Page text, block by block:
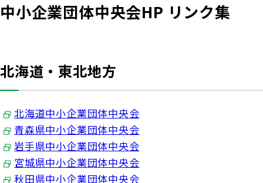
資料・見積り請求
お手続きのご案内
保険金・給付金のお支払いについて
保険をご検討のお客さま トップ
法人のお客さま
中小企業団体中央会HP リンク集
北海道・東北地方
北海道中小企業団体中央会
青森県中小企業団体中央会
岩手県中小企業団体中央会
宮城県中小企業団体中央会
秋田県中小企業団体中央会